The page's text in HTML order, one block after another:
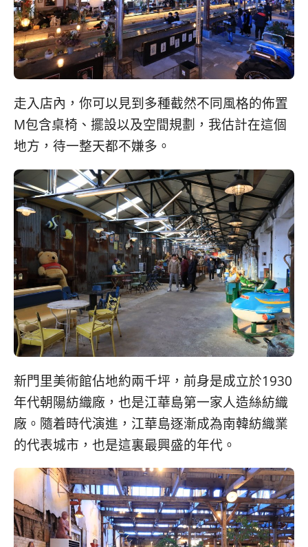
走入店內，你可以見到多種截然不同風格的佈置
M包含桌椅、擺設以及空間規劃，我估計在這個
地方，待一整天都不嫌多。
新門里美術館佔地約兩千坪，前身是成立於1930
年代朝陽紡織廠，也是江華島第一家人造絲紡織
廠。隨着時代演進，江華島逐漸成為南韓紡織業
的代表城市，也是這裏最興盛的年代。